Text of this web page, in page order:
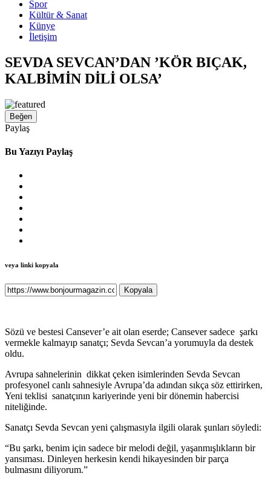
Spor
Kültür & Sanat
Künye
İletişim
SEVDA SEVCAN’DAN ’KÖR BIÇAK,
KALBİMİN DİLİ OLSA’
Beğen
Paylaş
Bu Yazıyı Paylaş
veya linki kopyala
Kopyala
Sözü ve bestesi Cansever’e ait olan eserde; Cansever sadece şarkı
vermekle kalmayıp sanatçı; Sevda Sevcan’a yorumuyla da destek
oldu.
Avrupa sahnelerinin dikkat çeken isimlerinden Sevda Sevcan
profesyonel canlı sahnesiyle Avrupa’da adından sıkça söz ettirirken,
Yeni teklisi sanatçının kariyerinde yeni bir dönemin habercisi
niteliğinde.
Sanatçı Sevda Sevcan yeni çalışmasıyla ilgili olarak şunları söyledi:
“Bu şarkı, benim için sadece bir melodi değil, yaşanmışlıkların bir
yansıması. Dinleyen herkesin kendi hikayesinden bir parça
bulmasını diliyorum.”